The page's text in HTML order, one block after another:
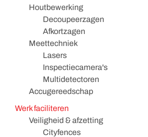
Houtbewerking
Decoupeerzagen
Afkortzagen
Meettechniek
Lasers
Inspectiecamera's
Multidetectoren
Accugereedschap
Werk faciliteren
Veiligheid & afzetting
Cityfences